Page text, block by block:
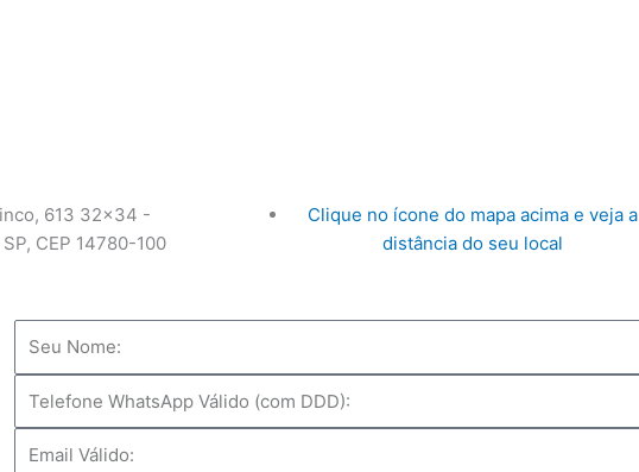
613 32x34 -
CEP 14780-100
Clique no ícone do mapa acima e veja a
distância do seu local
Válido
(com